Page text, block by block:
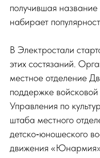
получившая
набирает
В Электростали
этих состязаний.
местное отделение
поддержке
Управления по
штаба местного
детско‑юношеского
движения